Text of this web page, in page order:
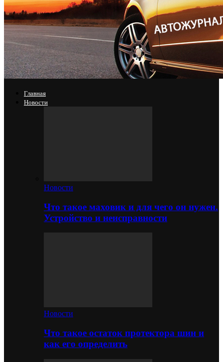
Главная
Новости
Новости
Что такое маховик и для чего он нужен.
Устройство и неисправности
Новости
Что такое остаток протектора шин и
как его определить